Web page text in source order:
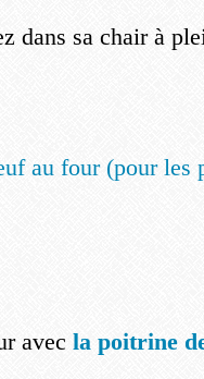
dans sa chair à
au four (pour les
avec la poitrine